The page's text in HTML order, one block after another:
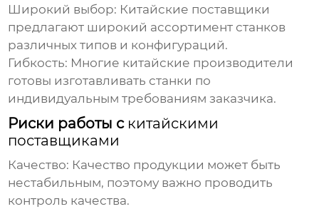
Широкий выбор: Китайские поставщики
предлагают широкий ассортимент станков
различных типов и конфигураций.
Гибкость: Многие китайские производители
готовы изготавливать станки по
индивидуальным требованиям заказчика.
Риски работы с китайскими
поставщиками
Качество: Качество продукции может быть
нестабильным, поэтому важно проводить
контроль качества.